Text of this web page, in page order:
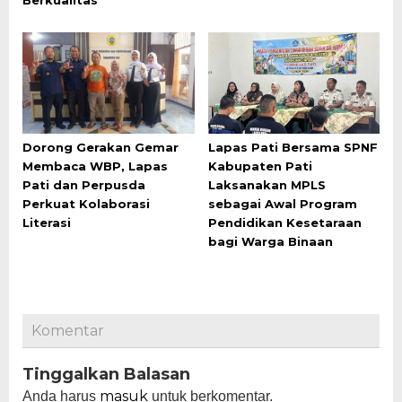
Dorong Gerakan Gemar
Membaca WBP, Lapas
Pati dan Perpusda
Perkuat Kolaborasi
Literasi
Lapas Pati Bersama SPNF
Kabupaten Pati
Laksanakan MPLS
sebagai Awal Program
Pendidikan Kesetaraan
bagi Warga Binaan
Komentar
Tinggalkan Balasan
Anda harus masuk untuk berkomentar.